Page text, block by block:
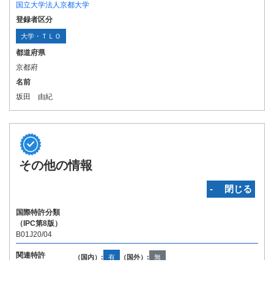
国立大学法人京都大学
登録者区分
大学・ＴＬＯ
都道府県
京都府
名前
坂田 由紀
その他の情報
‐ 閉じる
国際特許分類
（IPC第8版）
B01J20/04
関連特許 （国内）: 有 （国外）: 無